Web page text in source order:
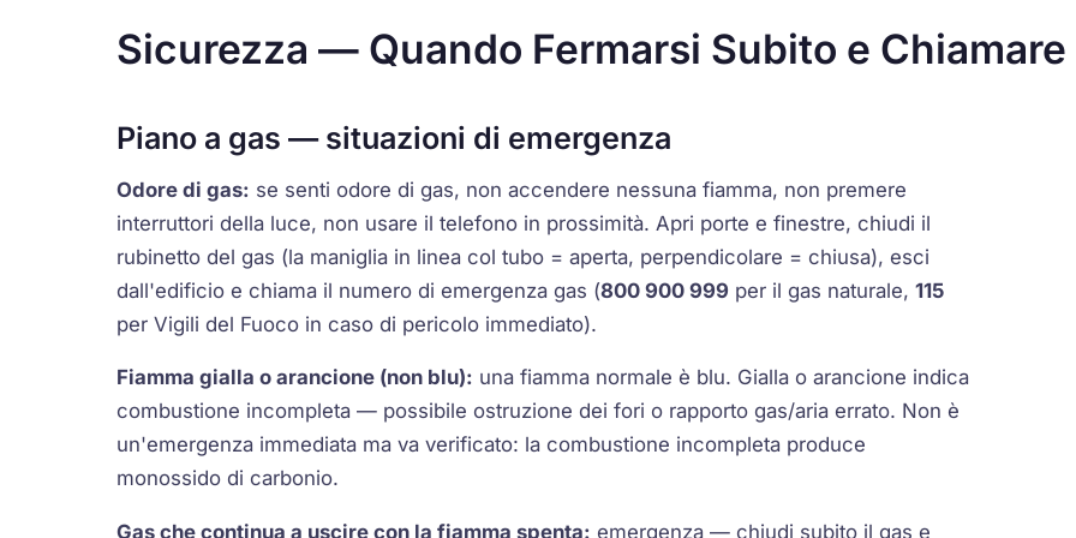
Sicurezza — Quando Fermarsi Subito e Chiamare
Piano a gas — situazioni di emergenza
Odore di gas: se senti odore di gas, non accendere nessuna fiamma, non premere
interruttori della luce, non usare il telefono in prossimità. Apri porte e finestre, chiudi il
rubinetto del gas (la maniglia in linea col tubo = aperta, perpendicolare = chiusa), esci
dall'edificio e chiama il numero di emergenza gas (800 900 999 per il gas naturale,115
per Vigili del Fuoco in caso di pericolo immediato).
Fiamma gialla o arancione (non blu): una fiamma normale è blu. Gialla o arancione indica
combustione incompleta — possibile ostruzione dei fori o rapporto gas/aria errato. Non è
un'emergenza immediata ma va verificato: la combustione incompleta produce
monossido di carbonio.
Gas che continua a uscire con la fiamma spenta: emergenza — chiudi subito il gas e